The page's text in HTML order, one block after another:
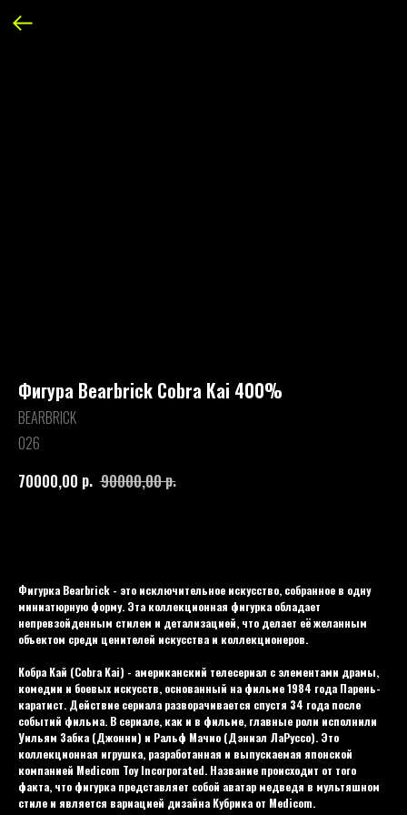
Фигура Bearbrick Cobra Kai 400%
BEARBRICK
026
70000,00 р. 90000,00р.
Фигурка Bearbrick - это исключительное искусство, собранное в одну
миниатюрную форму. Эта коллекционная фигурка обладает
непревзойденным стилем и детализацией, что делает её желанным
объектом среди ценителей искусства и коллекционеров.
Кобра Кай (Cobra Kai) - американский телесериал с элементами драмы,
комедии и боевых искусств, основанный на фильме 1984 года Парень-
каратист. Действие сериала разворачивается спустя 34 года после
событий фильма. В сериале, как и в фильме, главные роли исполнили
Уильям Забка (Джонни) и Ральф Мачио (Дэниэл ЛаРуссо). Это
коллекционная игрушка, разработанная и выпускаемая японской
компанией Mediсom Toy Incorporated. Название происходит от того
факта, что фигурка представляет собой аватар медведя в мультяшном
стиле и является вариацией дизайна Кубрика от Mediсom.